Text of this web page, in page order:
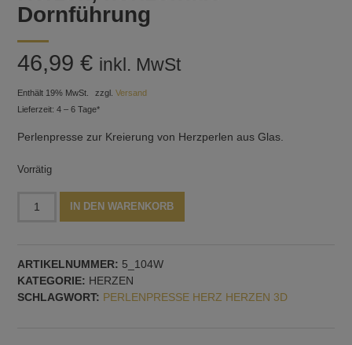
Dornführung
46,99€ inkl. MwSt
Enthält 19% MwSt. zzgl.Versand
Lieferzeit: 4 – 6 Tage*
Perlenpresse zur Kreierung von Herzperlen aus Glas.
Vorrätig
Herzen,
horizontale
Dornführung
IN DEN WARENKORB
ARTIKELNUMMER: 5_104W
KATEGORIE: HERZEN
SCHLAGWORT: PERLENPRESSE HERZ HERZEN 3D